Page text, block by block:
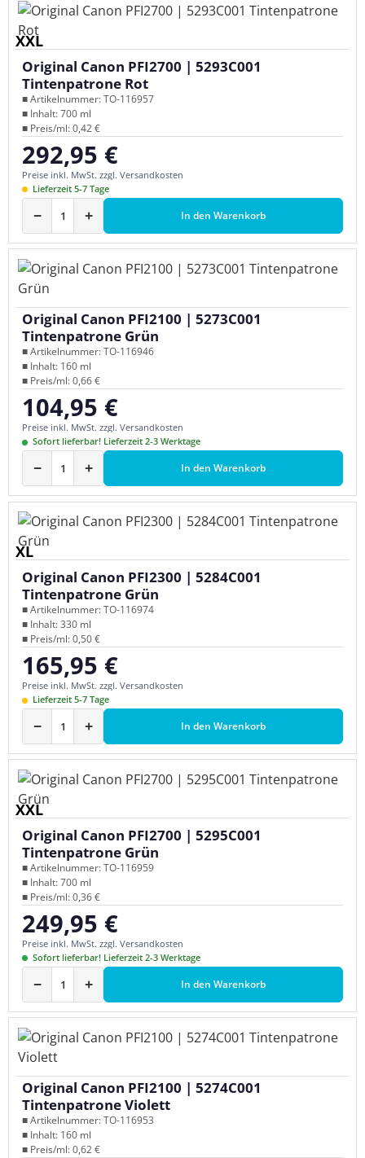
XXL
Original Canon PFI2700 | 5293C001
Tintenpatrone Rot
■ Artikelnummer: TO-116957
■ Inhalt: 700 ml
■ Preis/ml: 0,42 €
Regulärer Preis:
292,95 €
Preise inkl. MwSt. zzgl. Versandkosten
Lieferzeit 5-7 Tage
− + In den Warenkorb
Original Canon PFI2100 | 5273C001
Tintenpatrone Grün
■ Artikelnummer: TO-116946
■ Inhalt: 160 ml
■ Preis/ml: 0,66 €
Regulärer Preis:
104,95 €
Preise inkl. MwSt. zzgl. Versandkosten
Sofort lieferbar! Lieferzeit 2-3 Werktage
− + In den Warenkorb
XL
Original Canon PFI2300 | 5284C001
Tintenpatrone Grün
■ Artikelnummer: TO-116974
■ Inhalt: 330 ml
■ Preis/ml: 0,50 €
Regulärer Preis:
165,95 €
Preise inkl. MwSt. zzgl. Versandkosten
Lieferzeit 5-7 Tage
− + In den Warenkorb
XXL
Original Canon PFI2700 | 5295C001
Tintenpatrone Grün
■ Artikelnummer: TO-116959
■ Inhalt: 700 ml
■ Preis/ml: 0,36 €
Regulärer Preis:
249,95 €
Preise inkl. MwSt. zzgl. Versandkosten
Sofort lieferbar! Lieferzeit 2-3 Werktage
− + In den Warenkorb
Original Canon PFI2100 | 5274C001
Tintenpatrone Violett
■ Artikelnummer: TO-116953
■ Inhalt: 160 ml
■ Preis/ml: 0,62 €